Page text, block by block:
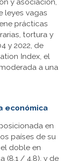
leyes vagas
prácticas
tortura y
y 2022, de
Index, el
a una
económica
en
países de su
doble en
(8.1 / 4.8), y de